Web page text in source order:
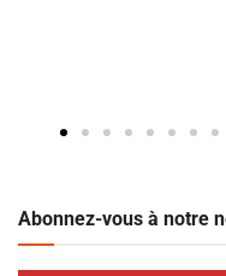
Abonnez-vous à notre